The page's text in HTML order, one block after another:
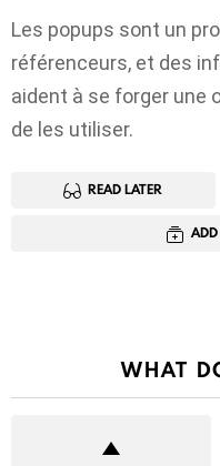
Les popups sont un
référenceurs, et des
aident à se forger une
de les utiliser.
READ LATER
WHAT